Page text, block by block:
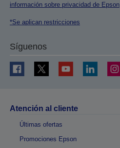
información sobre privacidad de Epson
*Se aplican restricciones
Síguenos
Atención al cliente
Últimas ofertas
Promociones Epson